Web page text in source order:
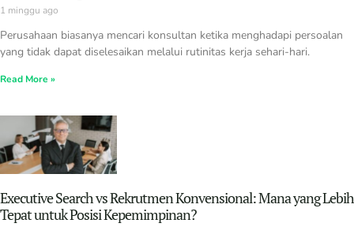
1 minggu ago
Perusahaan biasanya mencari konsultan ketika menghadapi persoalan
yang tidak dapat diselesaikan melalui rutinitas kerja sehari-hari.
Read More »
Executive Search vs Rekrutmen Konvensional: Mana yang Lebih
Tepat untuk Posisi Kepemimpinan?